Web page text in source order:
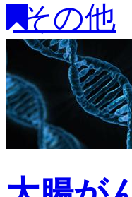
その他